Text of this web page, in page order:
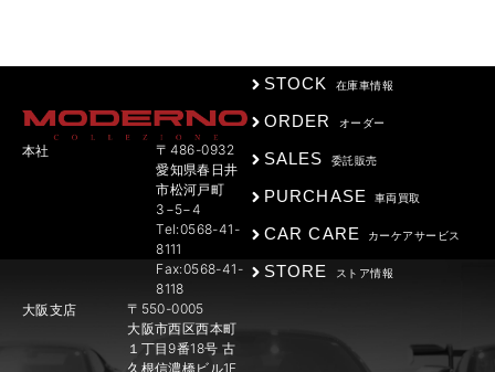
本社
〒486-0932
愛知県春日井
市松河戸町
3−5−4
Tel:0568-41-
8111
Fax:0568-41-
8118
大阪支店
〒550-0005
大阪市西区西本町
１丁目9番18号 古
久根信濃橋ビル1F
STOCK 在庫車情報
ORDER オーダー
SALES 委託販売
PURCHASE 車両買取
CAR CARE カーケアサービス
STORE ストア情報